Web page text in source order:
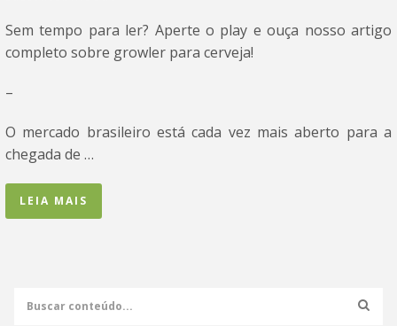
Sem tempo para ler? Aperte o play e ouça nosso artigo
completo sobre growler para cerveja!
–
O mercado brasileiro está cada vez mais aberto para a
chegada de …
LEIA MAIS